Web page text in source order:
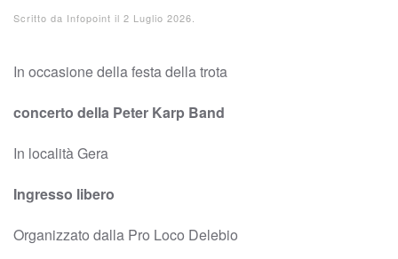
Scritto da Infopoint il 2 Luglio 2026.
In occasione della festa della trota
concerto della Peter Karp Band
In località Gera
Ingresso libero
Organizzato dalla Pro Loco Delebio